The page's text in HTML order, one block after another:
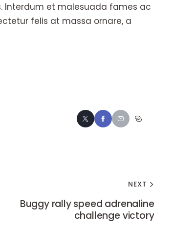
Interdum et malesuada fames ac
felis at massa ornare, a
NEXT
Buggy rally speed adrenaline
challenge victory